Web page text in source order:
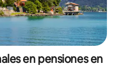
en pensiones en